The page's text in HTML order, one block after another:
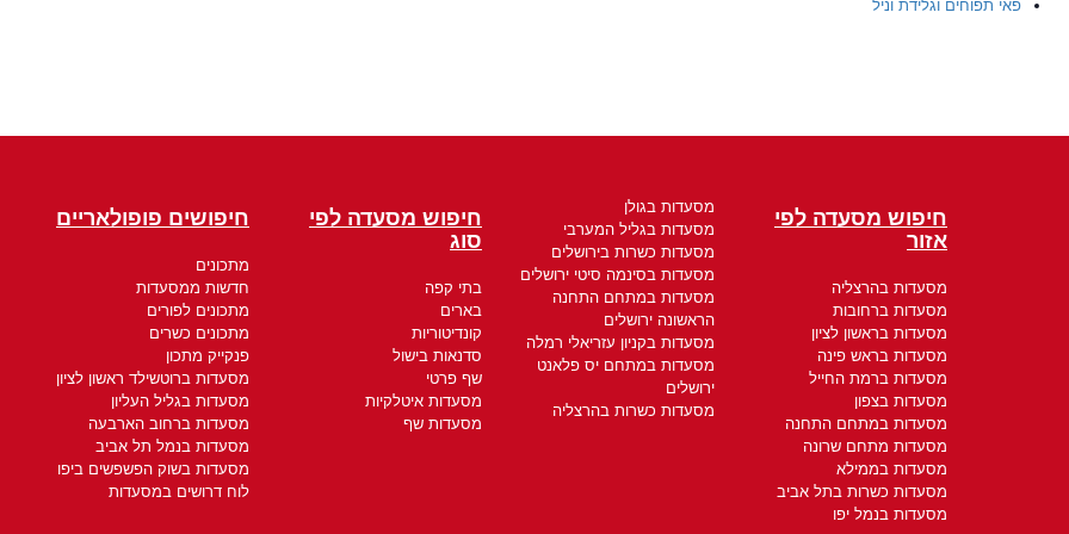
פאי תפוחים וגלידת וניל
חיפוש מסעדה לפי
אזור
מסעדות בהרצליה
מסעדות ברחובות
מסעדות בראשון לציון
מסעדות בראש פינה
מסעדות ברמת החייל
מסעדות בצפון
מסעדות במתחם התחנה
מסעדות מתחם שרונה
מסעדות בממילא
מסעדות כשרות בתל אביב
מסעדות בנמל יפו
מסעדות בגולן
מסעדות בגליל המערבי
מסעדות כשרות בירושלים
מסעדות בסינמה סיטי ירושלים
מסעדות במתחם התחנה
הראשונה ירושלים
מסעדות בקניון עזריאלי רמלה
מסעדות במתחם יס פלאנט
ירושלים
מסעדות כשרות בהרצליה
חיפוש מסעדה לפי
סוג
בתי קפה
בארים
קונדיטוריות
סדנאות בישול
שף פרטי
מסעדות איטלקיות
מסעדות שף
חיפושים פופולאריים
מתכונים
חדשות ממסעדות
מתכונים לפורים
מתכונים כשרים
פנקייק מתכון
מסעדות ברוטשילד ראשון לציון
מסעדות בגליל העליון
מסעדות ברחוב הארבעה
מסעדות בנמל תל אביב
מסעדות בשוק הפשפשים ביפו
לוח דרושים במסעדות